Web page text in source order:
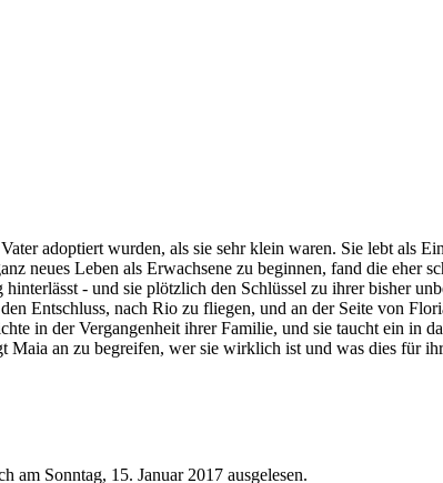
adoptiert wurden, als sie sehr klein waren. Sie lebt als
neues Leben als Erwachsene zu beginnen, fand die
- und sie plötzlich den Schlüssel zu ihrer bisher
Entschluss, nach Rio zu fliegen, und an der Seite von
in der Vergangenheit ihrer Familie, und sie taucht ein in
Maia an zu begreifen, wer sie wirklich ist und was dies für
am Sonntag, 15. Januar 2017 ausgelesen.